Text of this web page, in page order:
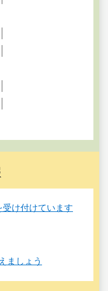
け付けています
ましょう